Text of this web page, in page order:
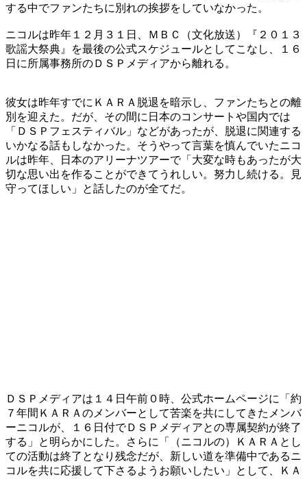
する中でファンたちに別れの挨拶をしていなかった。
ニコルは昨年１２月３１日、ＭＢＣ（文化放送）『２０１３
歌謡大祭典』を最後の公式スケジュールとしてこなし、１６
日に所属事務所のＤＳＰメディアから離れる。
彼女は昨年すでにＫＡＲＡ脱退を暗示し、ファンたちとの離
別を迎えた。だが、その間に日本のコンサートや国内では
「ＤＳＰフェスティバル」などがあったが、脱退に関連する
いかなる話もしなかった。そうやって言葉を慎んでいたニコ
ルは昨年、日本のアリーナツアーで「大変な時もあったが大
切な思い出を作ることができてうれしい。努力し続ける。見
守ってほしい」と話したのが全てだ。
ＤＳＰメディアは１４日午前０時、公式ホームページに「約
７年間ＫＡＲＡのメンバーとして苦楽を共にしてきたメンバ
ーニコルが、１６日付でＤＳＰメディアとの専属契約が終了
する」と明らかにした。さらに「（ニコルの）ＫＡＲＡとし
ての活動は終了となり残念だが、新しい道を準備中であるニ
コルを共に応援して下さるようお願いしたい」として、ＫＡ